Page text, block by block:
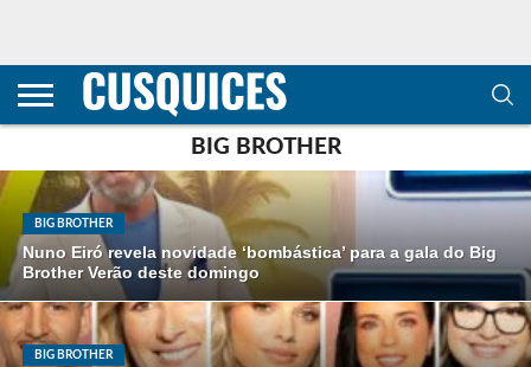
CONTACTOS
HOME
POLÍTICA DE
E COOKIES
SOBRE
TERMOS E
TRANSPARÊNCIA
METODOLOGIA
BIG BROTHER
BIG BROTHER
Nuno Eiró revela novidade ‘bombástica’ para a gala do Big
Brother Verão deste domingo
BIG BROTHER